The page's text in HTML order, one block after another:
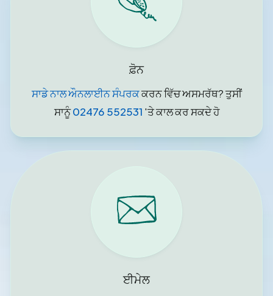
ਫ਼ੋਨ
ਸਾਡੇ ਨਾਲ ਔਨਲਾਈਨ ਸੰਪਰਕਕਰਨ ਵਿੱਚ ਅਸਮਰੱਥ? ਤੁਸੀਂ
ਸਾਨੂੰ02476 552531 'ਤੇ ਕਾਲ ਕਰ ਸਕਦੇ ਹੋ
ਈਮੇਲ